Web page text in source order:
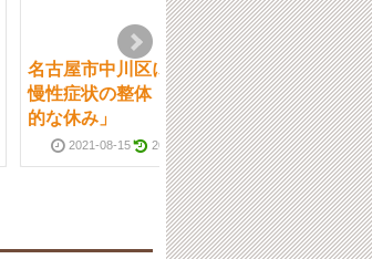
名古屋市中川区にある
慢性症状の整体「変則
的な休み」
2021-08-15 2021-08-16
中川区の名古屋
院 「断捨離
2014-10-19